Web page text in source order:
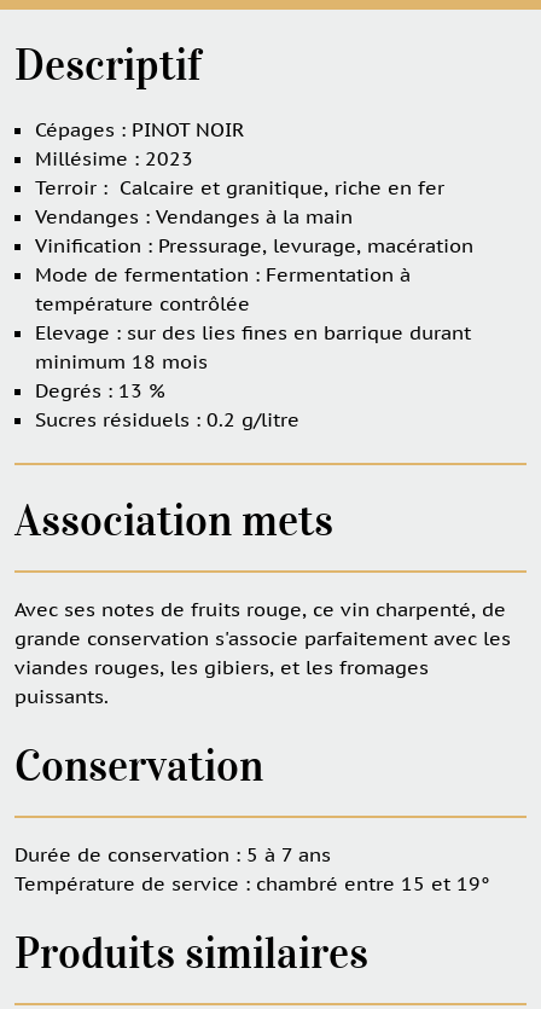
Descriptif
Cépages : PINOT NOIR
Millésime : 2023
Terroir : Calcaire et granitique, riche en fer
Vendanges : Vendanges à la main
Vinification : Pressurage, levurage, macération
Mode de fermentation : Fermentation à
température contrôlée
Elevage : sur des lies fines en barrique durant
minimum 18 mois
Degrés : 13 %
Sucres résiduels : 0.2 g/litre
Association mets
Avec ses notes de fruits rouge, ce vin charpenté, de
grande conservation s'associe parfaitement avec les
viandes rouges, les gibiers, et les fromages
puissants.
Conservation
Durée de conservation : 5 à 7 ans
Température de service : chambré entre 15 et 19°
Produits similaires